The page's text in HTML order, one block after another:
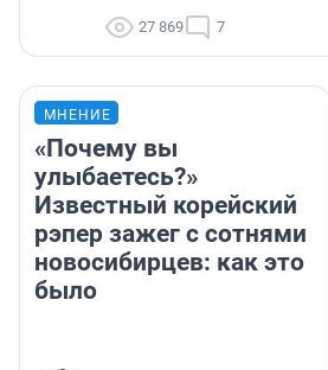
27 869 7
МНЕНИЕ
«Почему вы
улыбаетесь?»
Известный корейский
рэпер зажег с сотнями
новосибирцев: как это
было